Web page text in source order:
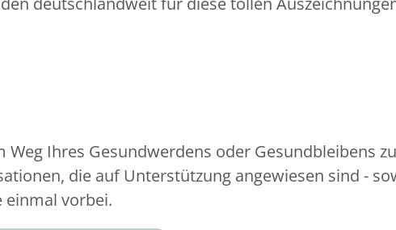
Weg Ihres Gesundwerdens oder Gesundbleibens
die auf Unterstützung angewiesen sind -
einmal vorbei.